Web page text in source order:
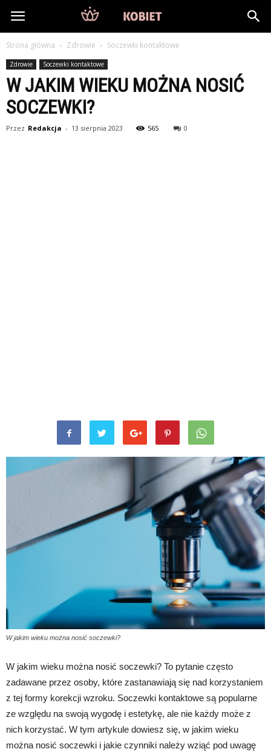
DlaKobiet24.pl
Strona główna Zdrowie Soczewki kontaktowe
Zdrowie Soczewki kontaktowe
W JAKIM WIEKU MOŻNA NOSIĆ
SOCZEWKI?
Przez Redakcja - 13 sierpnia 2023 565 0
W jakim wieku można nosić soczewki?
W jakim wieku można nosić soczewki? To pytanie często
zadawane przez osoby, które zastanawiają się nad korzystaniem
z tej formy korekcji wzroku. Soczewki kontaktowe są popularne
ze względu na swoją wygodę i estetykę, ale nie każdy może z
nich korzystać. W tym artykule dowiesz się, w jakim wieku
można nosić soczewki i jakie czynniki należy wziąć pod uwagę